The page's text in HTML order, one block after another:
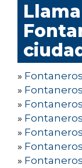
»
»
»
»
»
»
»